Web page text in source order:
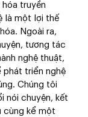
truyền
là một lợi thế
Ngoài ra,
tương tác
nghệ thuật,
phát triển nghệ
Chúng tôi
nói chuyện, kết
cùng kể một